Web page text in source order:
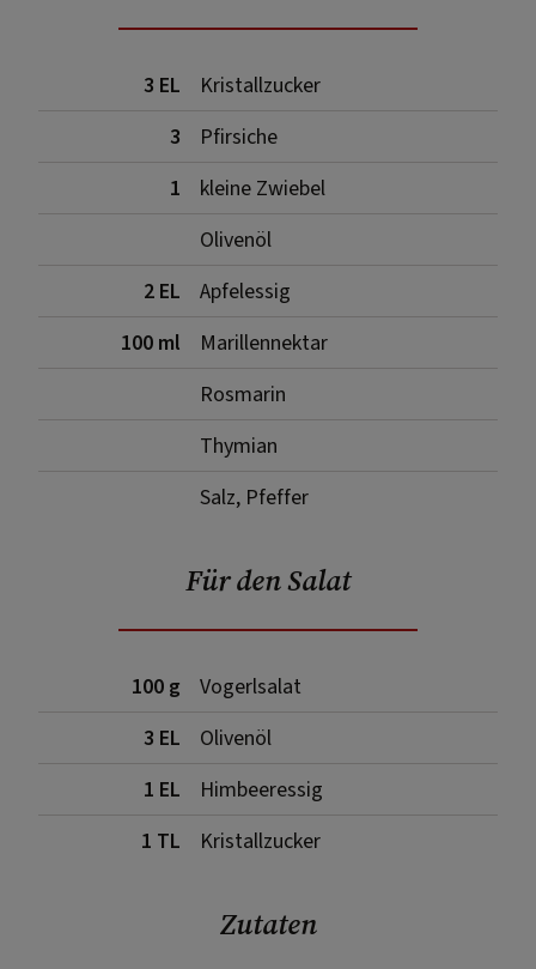
3 EL
Kristallzucker
3
Pfirsiche
1
kleine Zwiebel
Olivenöl
2 EL
Apfelessig
100 ml
Marillennektar
Rosmarin
Thymian
Salz, Pfeffer
Für den Salat
100 g
Vogerlsalat
3 EL
Olivenöl
1 EL
Himbeeressig
1 TL
Kristallzucker
Zutaten